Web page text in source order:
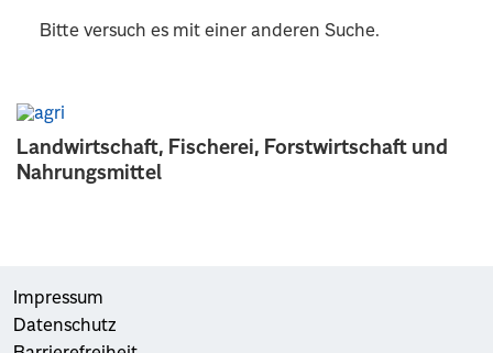
Landwirtschaft, Fischerei, Forstwirtschaft und
Nahrungsmittel
Bitte versuch es mit einer anderen Suche.
Impressum
Datenschutz